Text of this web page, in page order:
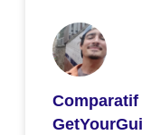
Comparatif